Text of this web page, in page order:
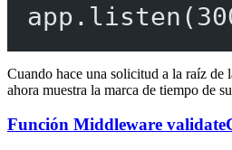
app. listen (
Cuando hace una solicitud a la raíz de
ahora muestra la marca de tiempo de
Función Middleware